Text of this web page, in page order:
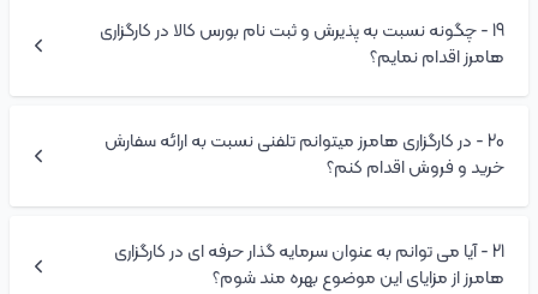
بله، هیچ محدودیتی برای ثبت نام و انجام معاملات از طریق چند
کارگزاری وجود ندارد، اما در صورت خرید یک نماد در یک کارگزاری کلیه
معاملات بعدی در سایر کارگزاری ها و تغییرات عددی در تعداد سهام،
در حساب کارگزار اول که ناظر سهم شما می باشد قابل مشاهده
می باشد.
19
-چگونه نسبت به پذیرش و ثبت نام بورس کالا در کارگزاری
هامرز اقدام نمایم؟
پس از تکمیل پذیرش در بورس اوراق بهادار ، از طریق مراجعه به لینک
این کارگزاری که بعدا خدمتتان اعلام می گردد نسبت به ثبت نام و
افتتاح حساب وکالتی اقدام نمایید.
20
- در کارگزاری هامرز میتوانم تلفنی نسبت به ارائه سفارش
خرید و فروش اقدام کنم؟
مرکز تماس کارگزاری هامرز با شماره 02181021870 آماده دریافت
سفارش های تلفنی شماست.
21
-آیا می توانم به عنوان سرمایه گذار حرفه ای در کارگزاری
هامرز از مزایای این موضوع بهره مند شوم؟